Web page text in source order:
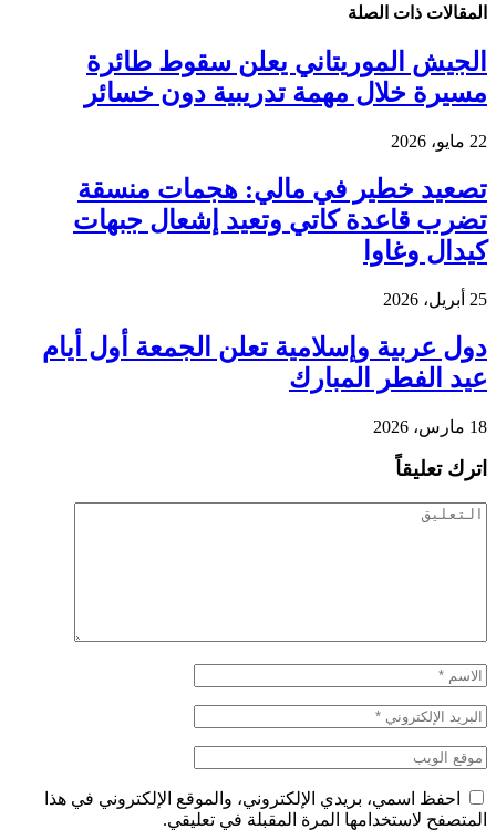
المقالات ذات الصلة
الجيش الموريتاني يعلن سقوط طائرة
مسيرة خلال مهمة تدريبية دون خسائر
22 مايو، 2026
تصعيد خطير في مالي: هجمات منسقة
تضرب قاعدة كاتي وتعيد إشعال جبهات
كيدال وغاوا
25 أبريل، 2026
دول عربية وإسلامية تعلن الجمعة أول أيام
عيد الفطر المبارك
18 مارس، 2026
اترك تعليقاً
احفظ اسمي، بريدي الإلكتروني، والموقع الإلكتروني في هذا
المتصفح لاستخدامها المرة المقبلة في تعليقي.